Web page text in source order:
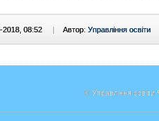
2018, 08:52 | Автор: Управління освіти
© Управління освіти